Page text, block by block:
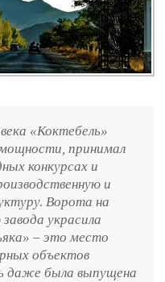
«Коктебель»
принимал
конкурсах и
и
Ворота на
украсила
– это место
объектов
даже была выпущена